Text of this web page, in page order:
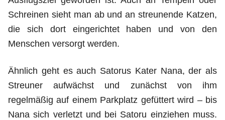
Schreinen sieht man ab und an streunende Katzen,
die sich dort eingerichtet haben und von den
Menschen versorgt werden.
Ähnlich geht es auch Satorus Kater Nana, der als
Streuner aufwächst und zunächst von ihm
regelmäßig auf einem Parkplatz gefüttert wird – bis
Nana sich verletzt und bei Satoru einziehen muss.